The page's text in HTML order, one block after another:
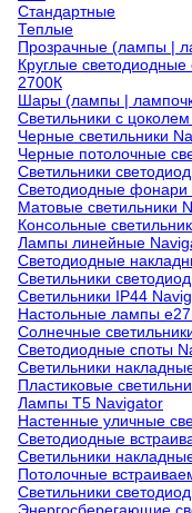
Стандартные
Теплые
Прозрачные (лампы |
Круглые светодиодные
2700К
Шары (лампы |
Светильники с
Черные светильники
Черные потолочные
Светильники
Светодиодные фонари
Матовые светильники
Консольные
Лампы линейные
Светодиодные
Светильники
Светильники IP44
Настольные лампы
Солнечные
Светодиодные споты
Светильники
Пластиковые
Лампы T5 Navigator
Настенные уличные
Светодиодные
Светильники
Потолочные
Светильники